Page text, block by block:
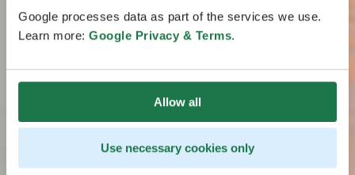
Google processes data as part of the services we use.
Learn more: Google Privacy & Terms.
Allow all
Use necessary cookies only